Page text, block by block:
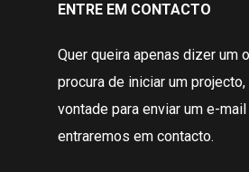
ENTRE EM CONTACTO
Quer queira apenas dizer um
procura de iniciar um
vontade para enviar um e-
entraremos em contacto.